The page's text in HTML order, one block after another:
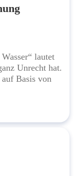
lautet
Unrecht hat.
Basis von